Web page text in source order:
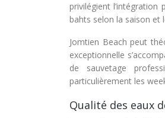
privilégient
bahts selon la saison et
Jomtien Beach peut
exceptionnelle
de sauvetage
particulièrement les
Qualité des eaux